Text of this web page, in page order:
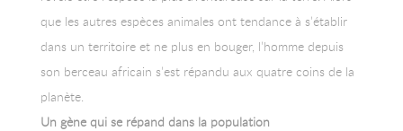
que les autres espèces animales ont tendance à s’établir
dans un territoire et ne plus en bouger, l’homme depuis
son berceau africain s’est répandu aux quatre coins de la
planète.
Un gène qui se répand dans la population